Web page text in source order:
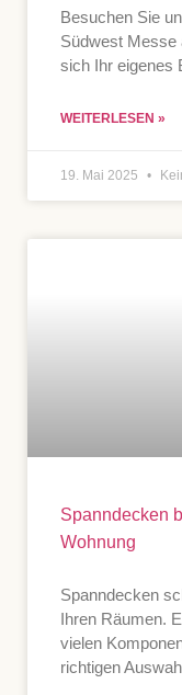
Besuchen Sie
Südwest Messe
sich Ihr eigenes
WEITERLESEN »
19. Mai 2025
Spanndecken
Wohnung
Spanndecken
Ihren Räumen.
vielen
richtigen